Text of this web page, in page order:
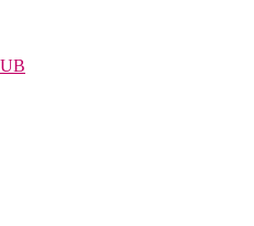
(3 dospělé osoby a 1 dítě nebo
velikost pokoje cca 34 m2.
2 ložnice:
viz dvoulůžkový pokoj,
dospělé osoby a 1 dítě nebo 2
cca 42m2
pokoje, 2x TV, minibar
vybavení viz dvoulůžkový
kapacita 2 dospělé osoby a 2